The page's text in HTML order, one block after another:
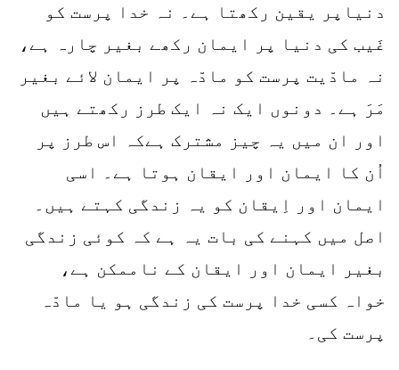
دنیاپر یقین رکھتا ہے۔ نہ خدا پرست کو
غَیب کی دنیا پر ایمان رکھے بغیر چارہ ہے،
نہ مادّیت پرست کو مادّہ پر ایمان لائے بغیر
مَرَ ہے۔ دونوں ایک نہ ایک طرز رکھتے ہیں
اور ان میں یہ چیز مشترک ہےکہ اس طرز پر
اُن کا ایمان اور ایقان ہوتا ہے۔ اسی
ایمان اور اِیقان کو یہ زندگی کہتے ہیں۔
اصل میں کہنے کی بات یہ ہے کہ کوئی زندگی
بغیر ایمان اور ایقان کے ناممکن ہے،
خواہ کسی خدا پرست کی زندگی ہو یا مادّہ
پرست کی۔